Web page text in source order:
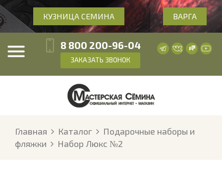
КУЗНИЦА СЕМИНА ВАРГА
8 800 200-96-04
ЗАКАЗАТЬ ЗВОНОК
Главная Каталог
Подарочные наборы и
фляжки
Набор Люкс №2